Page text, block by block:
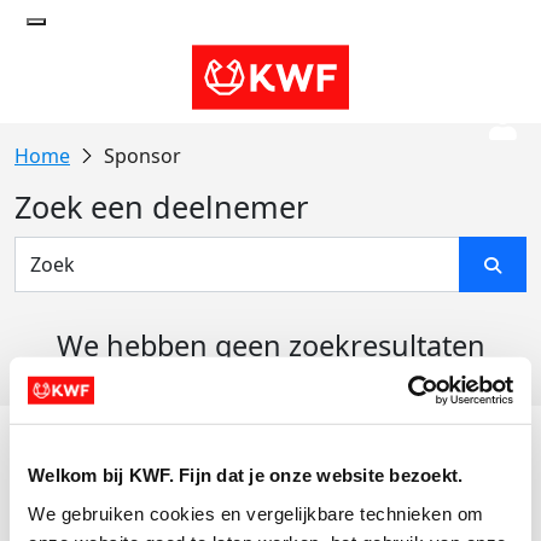
Welkom bij KWF. Fijn dat je onze website bezoekt.
We gebruiken cookies en vergelijkbare technieken om
Sponsor
Zoek een deelnemer
We hebben geen zoekresultaten
Actiematerialen
Evenementen